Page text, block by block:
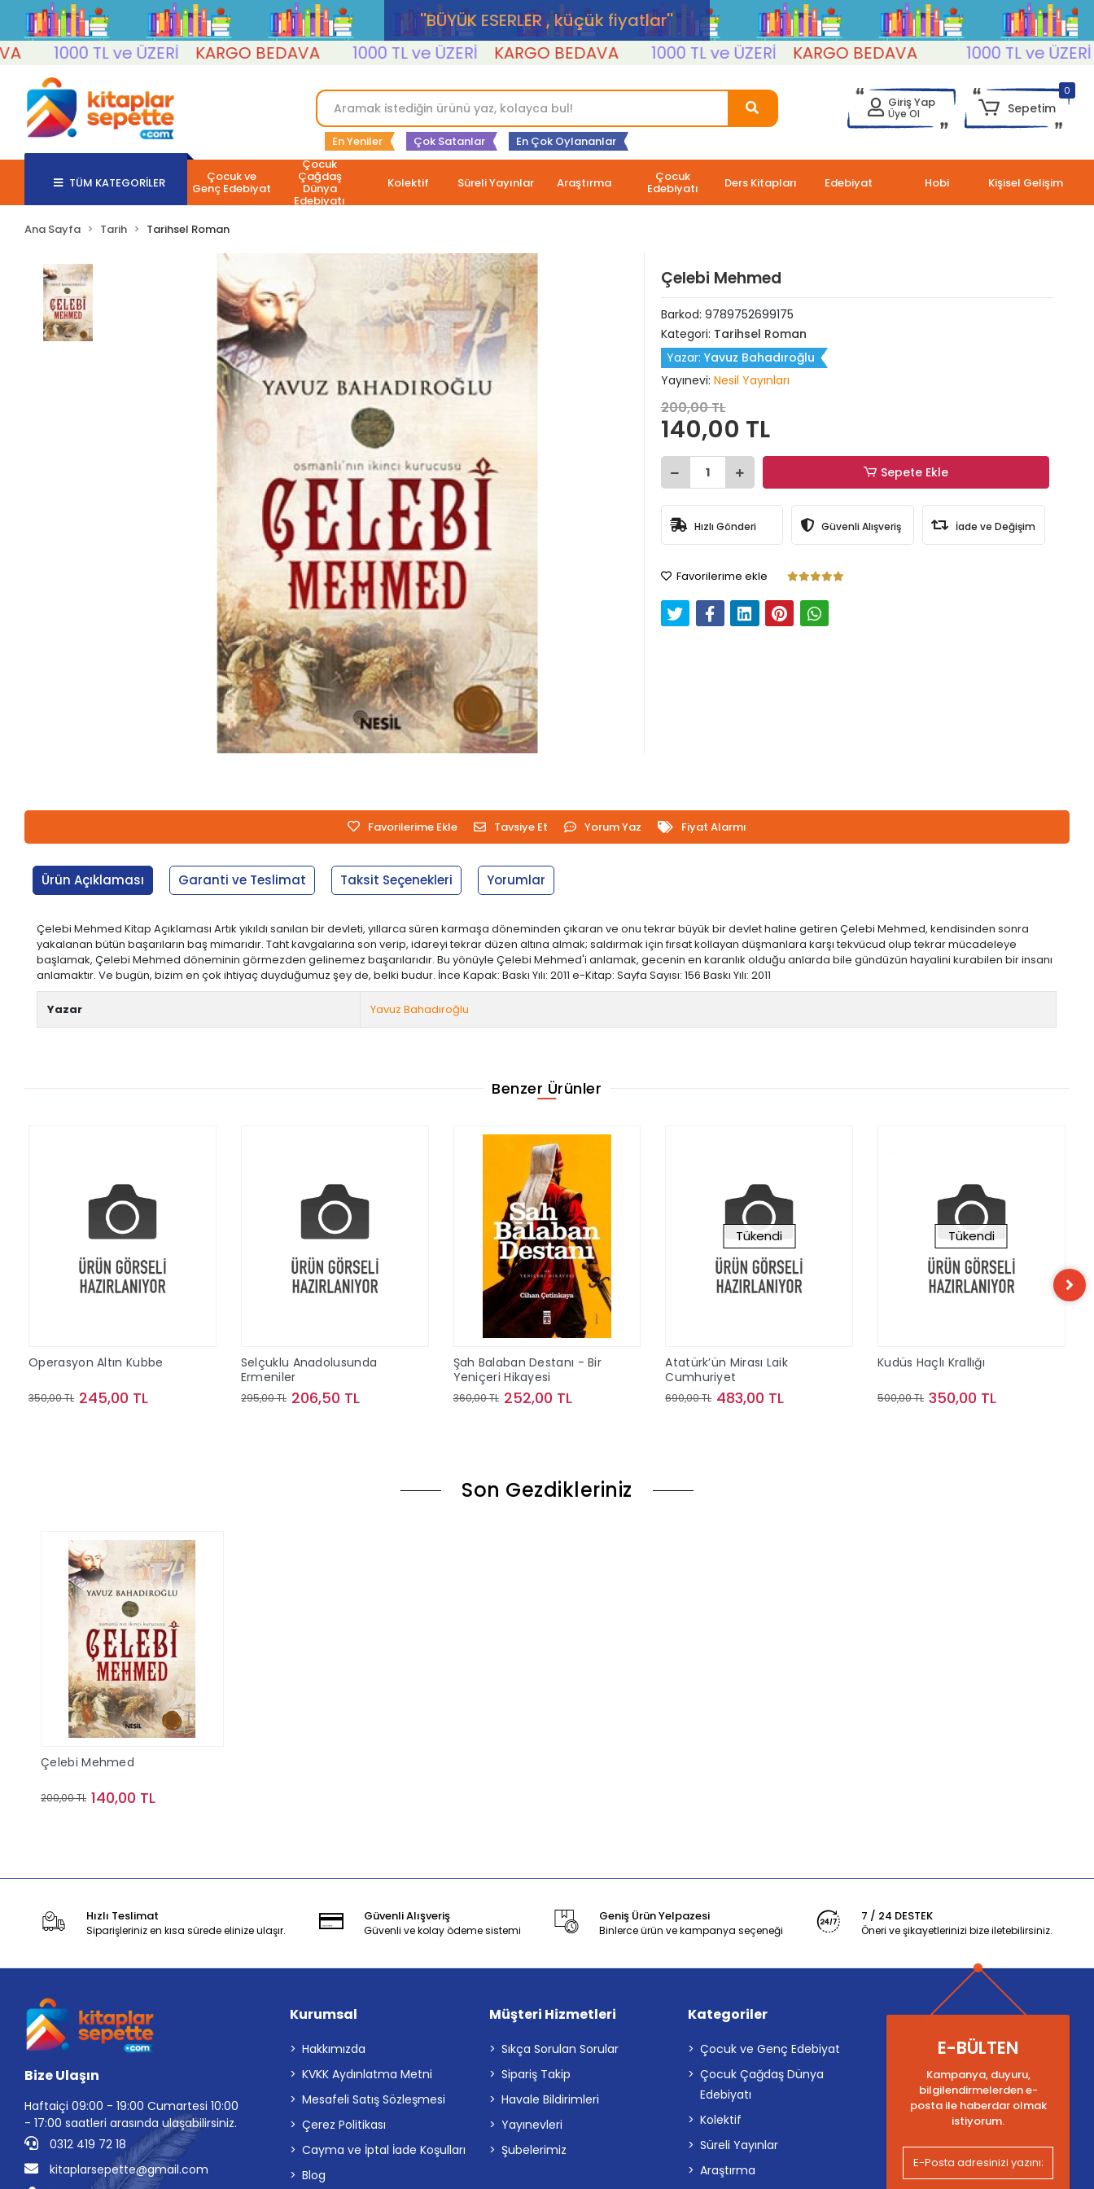
''BÜYÜK ESERLER , küçük fiyatlar''
1000 TL ve ÜZERİ
KARGO BEDAVA 1000 TL ve ÜZERİ KARGO BEDAVA 1000 TL ve ÜZERİ KARGO BEDAVA 1000 TL ve ÜZERİ
En Yeniler Çok Satanlar En Çok Oylananlar
Giriş Yap
Üye Ol
0
Sepetim
TÜM KATEGORİLER Çocuk ve
Genç Edebiyat
Çocuk
Çağdaş
Dünya
Edebiyatı
Kolektif Süreli Yayınlar Araştırma Çocuk
Edebiyatı Ders Kitapları Edebiyat Hobi Kişisel Gelişim
Ana Sayfa Tarih Tarihsel Roman
Çelebi Mehmed
Barkod: 9789752699175
Kategori: Tarihsel Roman
Yazar: Yavuz Bahadıroğlu
Yayınevi: Nesil Yayınları
200,00 TL
140,00 TL
Sepete Ekle
Hızlı Gönderi Güvenli Alışveriş İade ve Değişim
Favorilerime ekle
Favorilerime Ekle Tavsiye Et Yorum Yaz Fiyat Alarmı
Ürün Açıklaması Garanti ve Teslimat Taksit Seçenekleri Yorumlar
Çelebi Mehmed Kitap Açıklaması Artık yıkıldı sanılan bir devleti, yıllarca süren karmaşa döneminden çıkaran ve onu tekrar büyük bir devlet haline getiren Çelebi Mehmed, kendisinden sonra
yakalanan bütün başarıların baş mimarıdır. Taht kavgalarına son verip, idareyi tekrar düzen altına almak; saldırmak için fırsat kollayan düşmanlara karşı tekvücud olup tekrar mücadeleye
başlamak, Çelebi Mehmed döneminin görmezden gelinemez başarılarıdır. Bu yönüyle Çelebi Mehmed'i anlamak, gecenin en karanlık olduğu anlarda bile gündüzün hayalini kurabilen bir insanı
anlamaktır. Ve bugün, bizim en çok ihtiyaç duyduğumuz şey de, belki budur. İnce Kapak: Baskı Yılı: 2011 e-Kitap: Sayfa Sayısı: 156 Baskı Yılı: 2011
Yazar Yavuz Bahadıroğlu
Benzer Ürünler
Operasyon Altın Kubbe
350,00 TL 245,00 TL
Selçuklu Anadolusunda
Ermeniler
295,00 TL 206,50 TL
Şah Balaban Destanı - Bir
Yeniçeri Hikayesi
360,00 TL 252,00 TL
Tükendi
Atatürk’ün Mirası Laik
Cumhuriyet
690,00 TL 483,00 TL
Tükendi
Kudüs Haçlı Krallığı
500,00 TL 350,00 TL
Son Gezdikleriniz
Çelebi Mehmed
200,00 TL 140,00 TL
Hızlı Teslimat
Siparişleriniz en kısa sürede elinize ulaşır.
Güvenli Alışveriş
Güvenli ve kolay ödeme sistemi
Geniş Ürün Yelpazesi
Binlerce ürün ve kampanya seçeneği
7 / 24 DESTEK
Öneri ve şikayetlerinizi bize iletebilirsiniz.
Bize Ulaşın
Haftaiçi 09:00 - 19:00 Cumartesi 10:00
- 17:00 saatleri arasında ulaşabilirsiniz.
0312 419 72 18
kitaplarsepette@gmail.com
Kurumsal
Hakkımızda
KVKK Aydınlatma Metni
Mesafeli Satış Sözleşmesi
Çerez Politikası
Cayma ve İptal İade Koşulları
Blog
Müşteri Hizmetleri
Sıkça Sorulan Sorular
Sipariş Takip
Havale Bildirimleri
Yayınevleri
Şubelerimiz
Kategoriler
Çocuk ve Genç Edebiyat
Çocuk Çağdaş Dünya
Edebiyatı
Kolektif
Süreli Yayınlar
Araştırma
E-BÜLTEN
Kampanya, duyuru,
bilgilendirmelerden e-
posta ile haberdar olmak
istiyorum.